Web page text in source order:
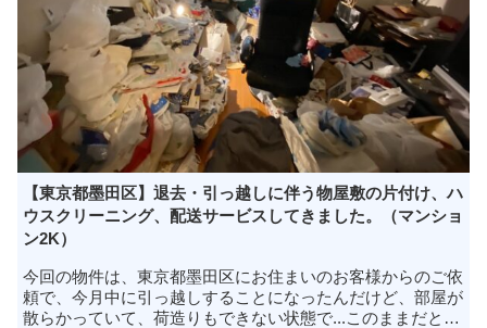
【東京都墨田区】退去・引っ越しに伴う物屋敷の片付け、ハ
ウスクリーニング、配送サービスしてきました。（マンショ
ン2K）
今回の物件は、東京都墨田区にお住まいのお客様からのご依
頼で、今月中に引っ越しすることになったんだけど、部屋が
散らかっていて、荷造りもできない状態で...このままだと退